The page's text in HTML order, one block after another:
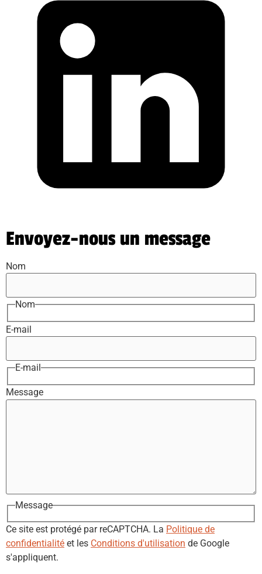
Envoyez-nous un message
Nom
Nom
E-mail
E-mail
Message
Message
Ce site est protégé par reCAPTCHA. La Politique de
confidentialité et les Conditions d'utilisation de Google
s'appliquent.